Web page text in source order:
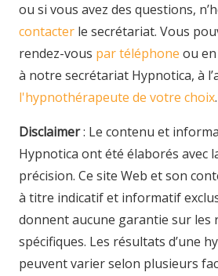
ou si vous avez des questions,
contacter le secrétariat. Vous
rendez-vous par téléphone ou
à notre secrétariat Hypnotica, à
l'hypnothérapeute de votre choix.
Disclaimer: Le contenu et
Hypnotica ont été élaborés avec
précision. Ce site Web et son
à titre indicatif et informatif
donnent aucune garantie sur les
spécifiques. Les résultats d’une
peuvent varier selon plusieurs